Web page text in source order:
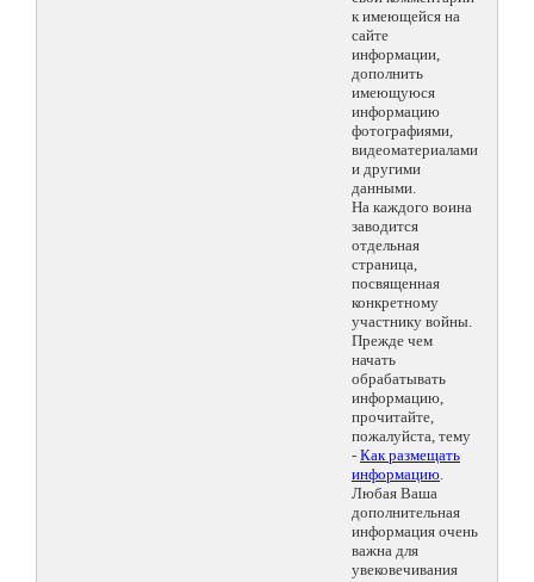
к имеющейся на
сайте
информации,
дополнить
имеющуюся
информацию
фотографиями,
видеоматериалами
и другими
данными.
На каждого воина
заводится
отдельная
страница,
посвященная
конкретному
участнику войны.
Прежде чем
начать
обрабатывать
информацию,
прочитайте,
пожалуйста, тему
- Как размещать
информацию.
Любая Ваша
дополнительная
информация очень
важна для
увековечивания